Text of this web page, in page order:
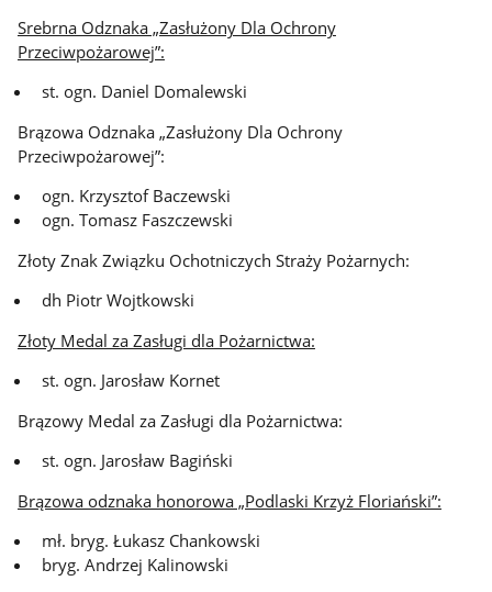
Srebrna Odznaka „Zasłużony Dla Ochrony
Przeciwpożarowej”:
st. ogn. Daniel Domalewski
Brązowa Odznaka „Zasłużony Dla Ochrony
Przeciwpożarowej”:
ogn. Krzysztof Baczewski
ogn. Tomasz Faszczewski
Złoty Znak Związku Ochotniczych Straży Pożarnych:
dh Piotr Wojtkowski
Złoty Medal za Zasługi dla Pożarnictwa:
st. ogn. Jarosław Kornet
Brązowy Medal za Zasługi dla Pożarnictwa:
st. ogn. Jarosław Bagiński
Brązowa odznaka honorowa „Podlaski Krzyż Floriański”:
mł. bryg. Łukasz Chankowski
bryg. Andrzej Kalinowski